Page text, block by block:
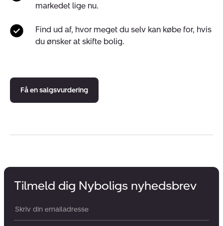
markedet lige nu.
Find ud af, hvor meget du selv kan købe for, hvis
du ønsker at skifte bolig.
Få en salgsvurdering
Tilmeld dig Nyboligs nyhedsbrev
Din email: